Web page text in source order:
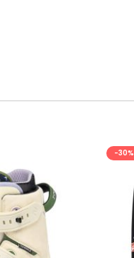
-30%